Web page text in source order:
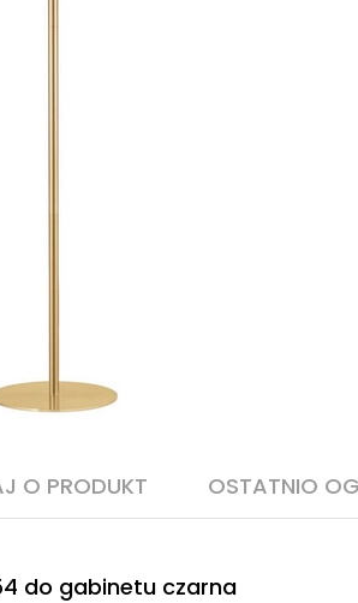
O PRODUKT OSTATNIO
do gabinetu czarna